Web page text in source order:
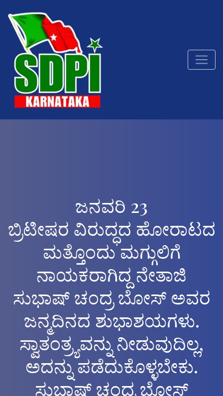
ಜನವರಿ 23
ಬ್ರಿಟೀಷರ ವಿರುದ್ಧದ ಹೋರಾಟದ
ಮತ್ತೊಂದು ಮಗ್ಗುಲಿಗೆ
ನಾಯಕರಾಗಿದ್ದ ನೇತಾಜಿ
ಸುಭಾಷ್ ಚಂದ್ರ ಬೋಸ್ ಅವರ
ಜನ್ಮದಿನದ ಶುಭಾಶಯಗಳು.
ಸ್ವಾತಂತ್ರ್ಯವನ್ನು ನೀಡುವುದಿಲ್ಲ,
ಅದನ್ನು ಪಡೆದುಕೊಳ್ಳಬೇಕು.
ಸುಭಾಷ್ ಚಂದ್ರ ಬೋಸ್